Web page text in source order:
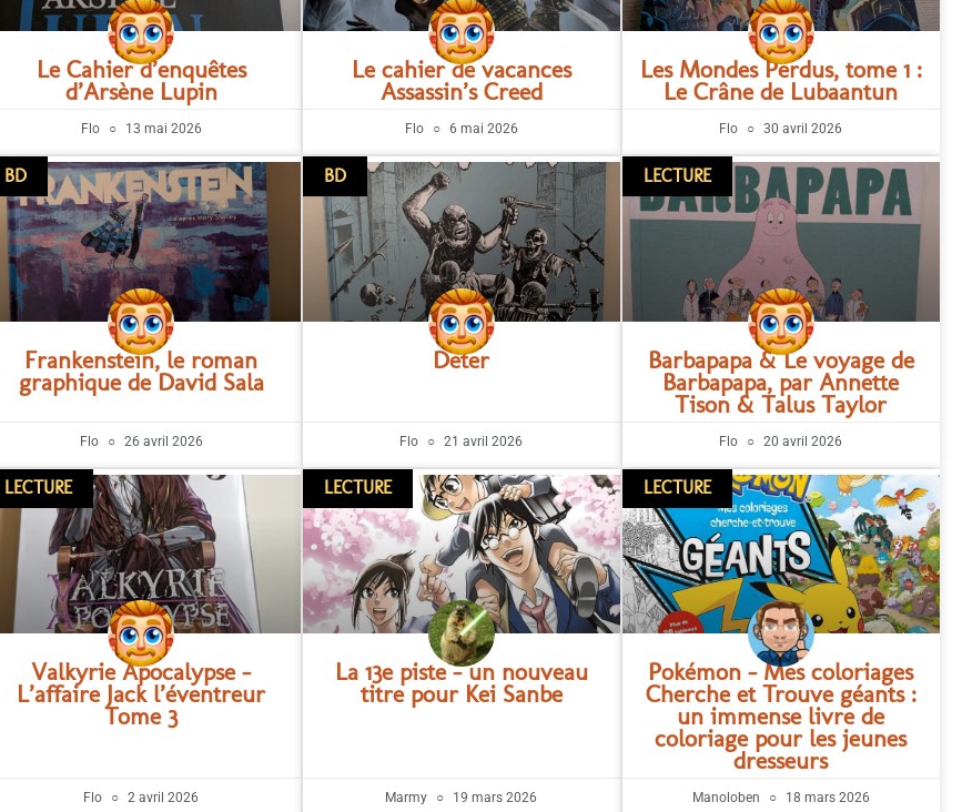
Le Cahier d’enquêtes
d’Arsène Lupin
Flo 13 mai 2026
Le cahier de vacances
Assassin’s Creed
Flo 6 mai 2026
Les Mondes Perdus, tome 1 :
Le Crâne de Lubaantun
Flo 30 avril 2026
BD
Frankenstein, le roman
graphique de David Sala
Flo 26 avril 2026
BD
Deter
Flo 21 avril 2026
LECTURE
Barbapapa & Le voyage de
Barbapapa, par Annette
Tison & Talus Taylor
Flo 20 avril 2026
LECTURE
Valkyrie Apocalypse –
L’affaire Jack l’éventreur
Tome 3
Flo 2 avril 2026
LECTURE
La 13e piste – un nouveau
titre pour Kei Sanbe
Marmy 19 mars 2026
LECTURE
Pokémon – Mes coloriages
Cherche et Trouve géants :
un immense livre de
coloriage pour les jeunes
dresseurs
Manoloben 18 mars 2026